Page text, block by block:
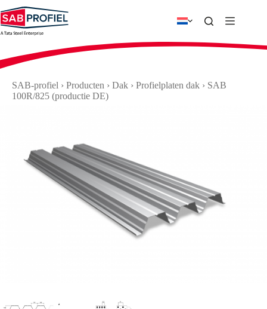
naar
de
inhoud
SAB-profiel › Producten › Dak › Profielplaten dak › SAB
100R/825 (productie DE)